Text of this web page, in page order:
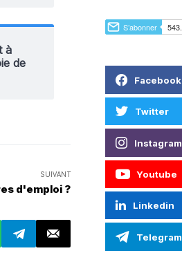
à
de
SUIVANT
d'emploi ?
Facebook
Twitter
Instagram
Youtube
Linkedin
Telegram